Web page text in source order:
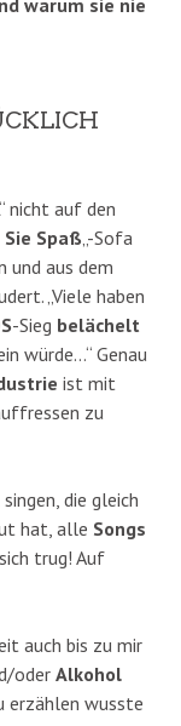
warum sie nie
nicht auf den
Sie Spaß„-Sofa
und aus dem
„Viele haben
-Sieg belächelt
würde…“ Genau
ist mit
zu
singen, die gleich
hat, alle Songs
trug! Auf
auch bis zu mir
oder Alkohol
erzählen wusste